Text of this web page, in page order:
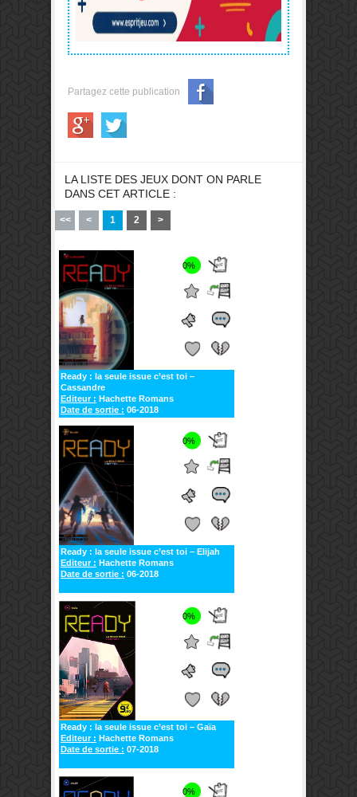
Partagez cette publication
LA LISTE DES JEUX DONT ON PARLE
DANS CET ARTICLE :
<< < 1 2 >
0%
Ready : la seule issue c’est toi –
Cassandre
Editeur : Hachette Romans
Date de sortie : 06-2018
0%
Ready : la seule issue c’est toi – Elijah
Editeur : Hachette Romans
Date de sortie : 06-2018
0%
Ready : la seule issue c’est toi – Gaïa
Editeur : Hachette Romans
Date de sortie : 07-2018
0%